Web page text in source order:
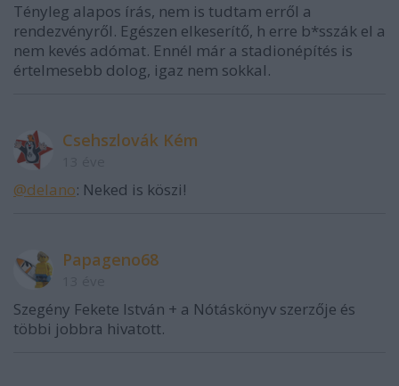
Tényleg alapos írás, nem is tudtam erről a
rendezvényről. Egészen elkeserítő, h erre b*sszák el a
nem kevés adómat. Ennél már a stadionépítés is
értelmesebb dolog, igaz nem sokkal.
Csehszlovák Kém
@delano: Neked is köszi!
Papageno68
Szegény Fekete István + a Nótáskönyv szerzője és
többi jobbra hivatott.